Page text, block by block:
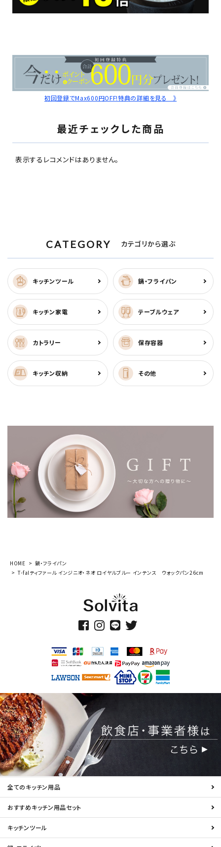
初回登録でMax600円OFF!特典の詳細を見る 》
最近チェックした商品
表示するレコメンドはありません。
CATEGORY カテゴリから選ぶ
キッチンツール 鍋・フライパン
キッチン家電 テーブルウェア
カトラリー 保存容器
キッチン収納 その他
HOME
鍋・フライパン
T-falティファール インジニオ・ネオ ロイヤルブルー インテンス ウォックパン26cm
全てのキッチン用品
おすすめキッチン用品セット
キッチンツール